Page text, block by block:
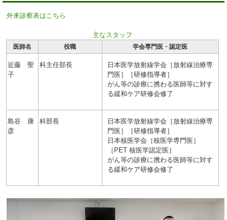
外来診察表はこちら
主なスタッフ
医師名 役職 学会専門医・認定医
近藤 聖
子
科主任部長
日本医学放射線学会［放射線治療専
門医］［研修指導者］
がん等の診療に携わる医師等に対す
る緩和ケア研修会修了
島谷 康
彦
科部長
日本医学放射線学会［放射線治療専
門医］［研修指導者］
日本核医学会［核医学専門医］
［PET 核医学認定医］
がん等の診療に携わる医師等に対す
る緩和ケア研修会修了